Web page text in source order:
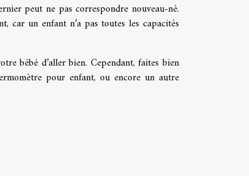
peut ne pas correspondre nouveau-né.
car un enfant n’a pas toutes les capacités
bébé d’aller bien. Cependant, faites bien
pour enfant, ou encore un autre